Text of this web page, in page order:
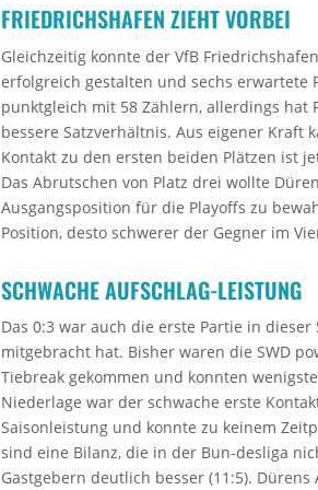
FRIEDRICHSHAFEN ZIEHT VORBEI
Gleichzeitig konnte der VfB
erfolgreich gestalten und sechs erwartete
punktgleich mit 58 Zählern, allerdings hat
bessere Satzverhältnis. Aus eigener Kraft
Kontakt zu den ersten beiden Plätzen ist
Das Abrutschen von Platz drei wollte
Ausgangsposition für die Playoffs zu
Position, desto schwerer der Gegner im
SCHWACHE AUFSCHLAG-LEISTUNG
Das 0:3 war auch die erste Partie in
mitgebracht hat. Bisher waren die SWD
Tiebreak gekommen und konnten
Niederlage war der schwache erste
Saisonleistung und konnte zu keinem
sind eine Bilanz, die in der Bun-desliga
Gastgebern deutlich besser (11:5).